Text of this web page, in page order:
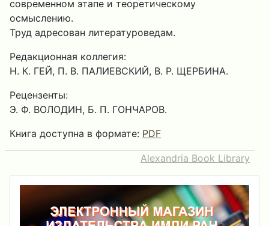
современном этапе и теоретическому
осмыслению.
Труд адресован литературоведам.
Редакционная коллегия:
Н. К. ГЕЙ, П. В. ПАЛИЕВСКИЙ, В. Р. ЩЕРБИНА.
Рецензенты:
Э. Ф. ВОЛОДИН, Б. П. ГОНЧАРОВ.
Книга доступна в формате: PDF
Alexandria Book Library